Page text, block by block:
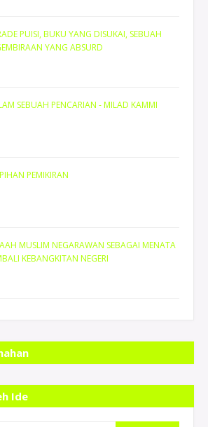
PUISI, BUKU YANG DISUKAI, SEBUAH
YANG ABSURD
SEBUAH PENCARIAN - MILAD KAMMI
PEMIKIRAN
MUSLIM NEGARAWAN SEBAGAI MENATA
KEBANGKITAN NEGERI
Ide